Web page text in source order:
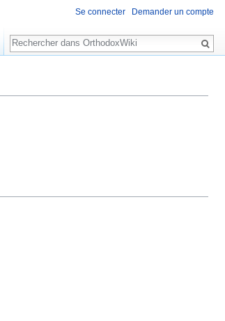
Se connecter Demander un compte
Rechercher